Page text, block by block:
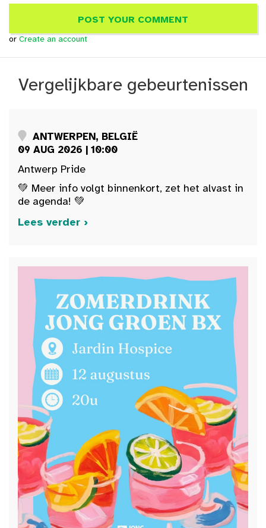
or Create an account
Vergelijkbare gebeurtenissen
ANTWERPEN, BELGIË
09 AUG 2026 | 10:00
Antwerp Pride
💚 Meer info volgt binnenkort, zet het alvast in
de agenda! 💚
Lees verder ›